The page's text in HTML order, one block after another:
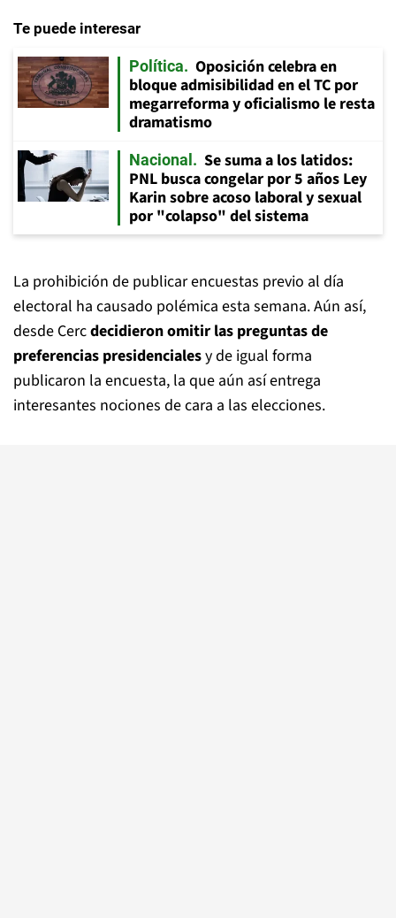
Te puede interesar
Política
Oposición celebra en
bloque admisibilidad en el TC por
megarreforma y oficialismo le resta
dramatismo
Nacional
Se suma a los latidos:
PNL busca congelar por 5 años Ley
Karin sobre acoso laboral y sexual
por "colapso" del sistema
La prohibición de publicar encuestas previo al día
electoral ha causado polémica esta semana. Aún así,
desde Cercdecidieron omitir las preguntas de
preferencias presidencialesy de igual forma
publicaron la encuesta, la que aún así entrega
interesantes nociones de cara a las elecciones.